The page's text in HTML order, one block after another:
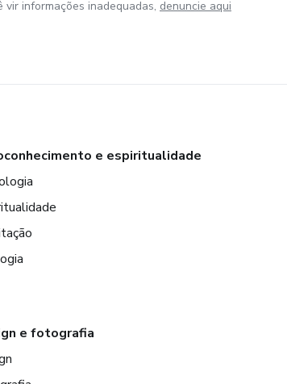
informações inadequadas, denuncie aqui
e espiritualidade
e fotografia